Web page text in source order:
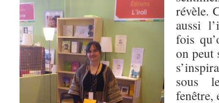
révèle.
aussi
fois
on peut
sous
fenêtre,